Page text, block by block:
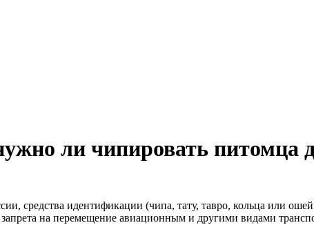
ли чипировать питомца
средства идентификации (чипа, тату, тавро, кольца или
на перемещение авиационным и другими видами